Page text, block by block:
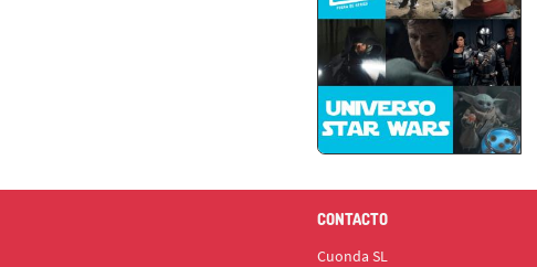
CONTACTO
Cuonda SL